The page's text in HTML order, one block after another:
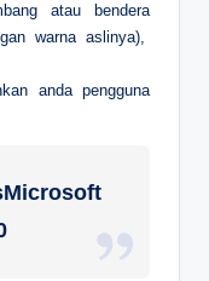
atau bendera
warna aslinya),
anda pengguna